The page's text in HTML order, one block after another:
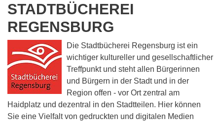
STADTBÜCHEREI
REGENSBURG
Die Stadtbücherei Regensburg ist ein
wichtiger kultureller und gesellschaftlicher
Treffpunkt und steht allen Bürgerinnen
und Bürgern in der Stadt und in der
Region offen - vor Ort zentral am
Haidplatz und dezentral in den Stadtteilen. Hier können
Sie eine Vielfalt von gedruckten und digitalen Medien